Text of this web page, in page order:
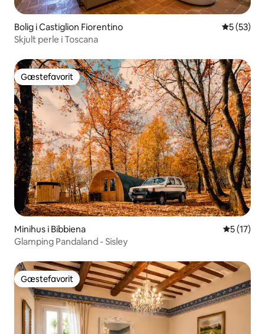
Bolig i Castiglion Fiorentino 5 ud af 5 i
5 (53)
Skjult perle i Toscana
Gæstefavorit
Gæstefavorit
Minihus i Bibbiena 5 ud af 5
5 (17)
Glamping Pandaland - Sisley
Gæstefavorit
Gæstefavorit